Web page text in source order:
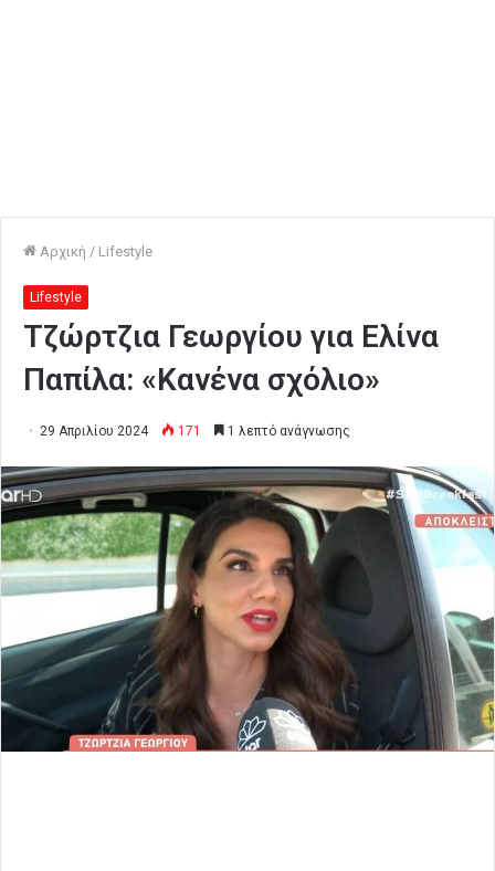
Αρχική / Lifestyle
Lifestyle
Τζώρτζια Γεωργίου για Ελίνα
Παπίλα: «Κανένα σχόλιο»
29 Απριλίου 2024 171 1 λεπτό ανάγνωσης